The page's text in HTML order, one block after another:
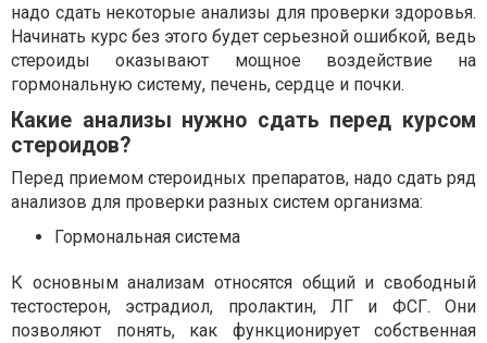
надо сдать некоторые анализы для проверки здоровья.
Начинать курс без этого будет серьезной ошибкой, ведь
стероиды оказывают мощное воздействие на
гормональную систему, печень, сердце и почки.
Какие анализы нужно сдать перед курсом
стероидов?
Перед приемом стероидных препаратов, надо сдать ряд
анализов для проверки разных систем организма:
Гормональная система
К основным анализам относятся общий и свободный
тестостерон, эстрадиол, пролактин, ЛГ и ФСГ. Они
позволяют понять, как функционирует собственная